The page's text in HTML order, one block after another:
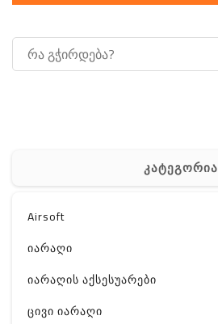
კატეგორია
Airsoft
იარაღი
იარაღის აქსესუარები
ცივი იარაღი